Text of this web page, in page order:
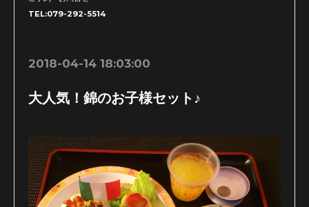
TEL:079-292-5514
2018-04-14 18:03:00
大人気！錦のお子様セット♪